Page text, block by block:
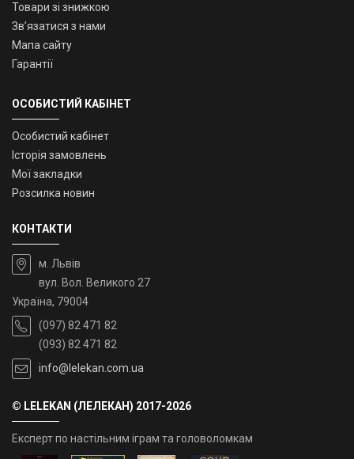
Товари зі знижкою
Зв’язатися з нами
Мапа сайту
Гарантії
ОСОБИСТИЙ КАБІНЕТ
Особистий кабінет
Історія замовлень
Мої закладки
Розсилка новин
КОНТАКТИ
м. Львів
вул. Вол. Великого 27
Україна, 79004
(097) 82 471 82
(093) 82 471 82
info@lelekan.com.ua
© LELEKAN (ЛЕЛЕКАН) 2017-2026
Експерт по настільним іграм та головоломкам